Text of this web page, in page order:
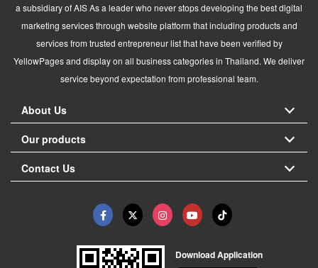
a subsidiary of AIS As a leader who never stops developing the best digital
marketing services through website platform that including products and
services from trusted entrepreneur list that have been verified by
YellowPages and display on all business categories in Thailand. We deliver
service beyond expectation from professional team.
About Us
Our products
Contact Us
Download Application